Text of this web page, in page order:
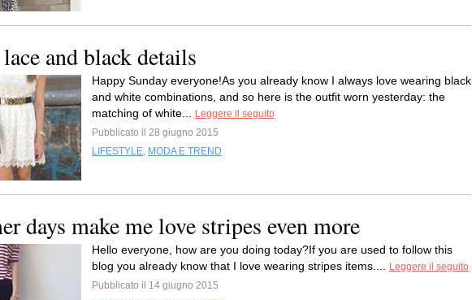
and black details
Happy Sunday everyone!As you already know I always love wearing black
and white combinations, and so here is the outfit worn yesterday: the
matching of white...
Leggere il seguito
Pubblicato il 28 giugno 2015
LIFESTYLE, MODA E TREND
days make me love stripes even more
Hello everyone, how are you doing today?If you are used to follow this
blog you already know that I love wearing stripes items....
Leggere il seguito
Pubblicato il 14 giugno 2015